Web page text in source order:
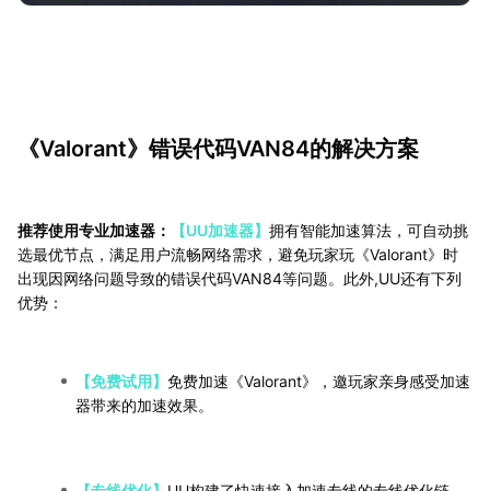
《Valorant》错误代码VAN84的解决方案
推荐使用专业加速器： 【UU加速器】 拥有智能加速算法，可自动挑
选最优节点，满足用户流畅网络需求，避免玩家玩《Valorant》时
出现因网络问题导致的错误代码VAN84等问题。此外,UU还有下列
优势：
【免费试用】 免费加速《Valorant》，邀玩家亲身感受加速
器带来的加速效果。